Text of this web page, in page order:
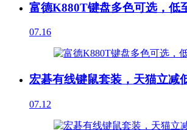
富德K880T键盘多色可选，低
07.16
宏碁有线键鼠套装，天猫立减
07.12